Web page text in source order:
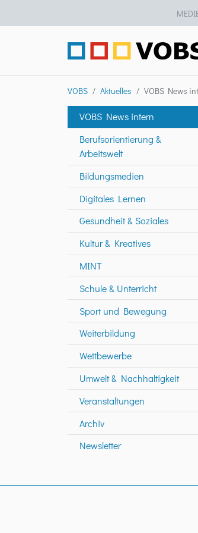
VOBS Aktuelles VOBS News
VOBS News intern
Berufsorientierung &
Arbeitswelt
Bildungsmedien
Digitales Lernen
Gesundheit & Soziales
Kultur & Kreatives
MINT
Schule & Unterricht
Sport und Bewegung
Weiterbildung
Wettbewerbe
Umwelt & Nachhaltigkeit
Veranstaltungen
Archiv
Newsletter